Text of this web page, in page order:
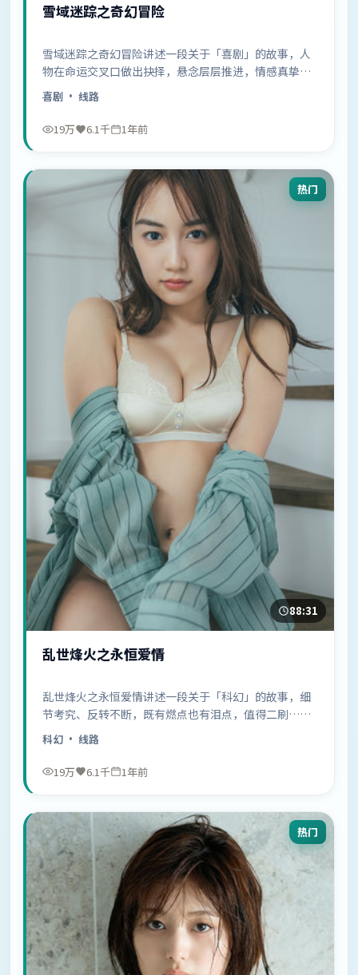
雪域迷踪之奇幻冒险
雪域迷踪之奇幻冒险讲述一段关于「喜剧」的故事，人
物在命运交叉口做出抉择，悬念层层推进，情感真挚动
人……
喜剧 · 线路
19万 6.1千 1年前
热门
88:31
乱世烽火之永恒爱情
乱世烽火之永恒爱情讲述一段关于「科幻」的故事，细
节考究、反转不断，既有燃点也有泪点，值得二刷……
科幻 · 线路
19万 6.1千 1年前
热门